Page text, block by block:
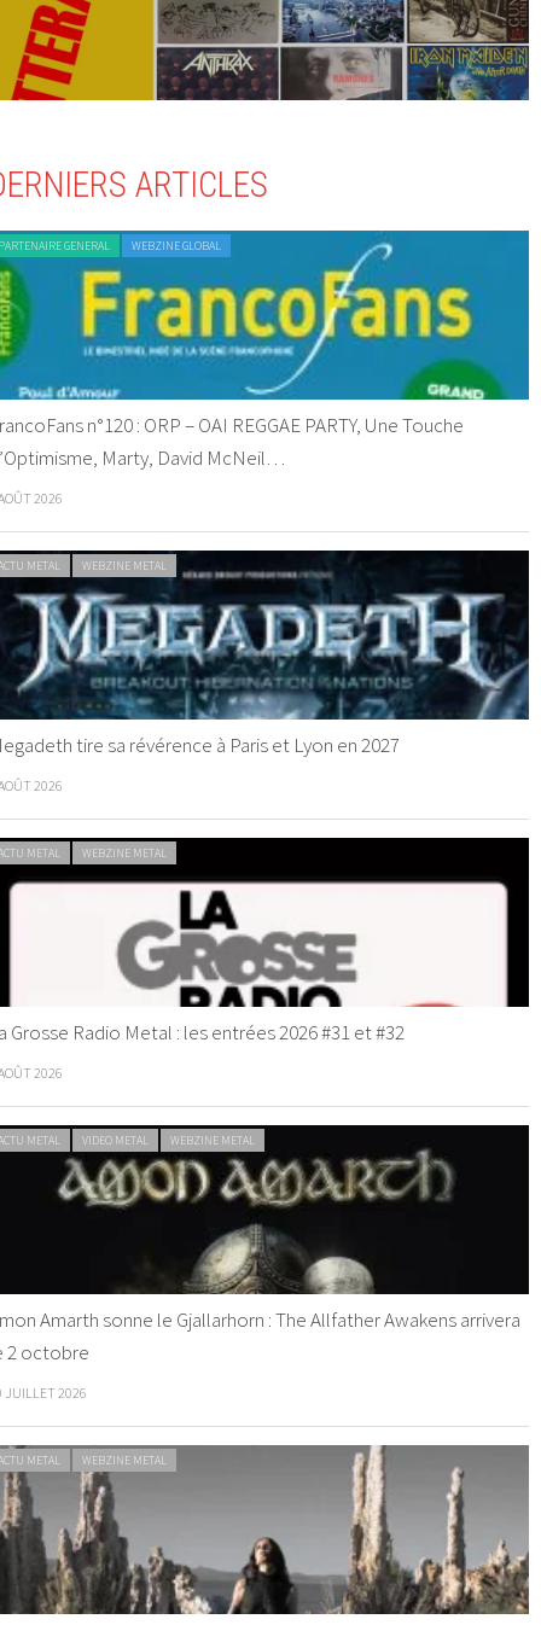
ARTICLES
GENERAL WEBZINE GLOBAL
n°120 : ORP – OAI REGGAE PARTY, Une Touche
Marty, David McNeil…
2026
METAL WEBZINE METAL
tire sa révérence à Paris et Lyon en 2027
2026
METAL WEBZINE METAL
Grosse Radio Metal : les entrées 2026 #31 et #32
2026
METAL VIDEO METAL WEBZINE METAL
Amarth sonne le Gjallarhorn : The Allfather Awakens arrivera
2 octobre
JUILLET 2026
METAL WEBZINE METAL